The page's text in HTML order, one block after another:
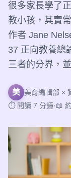
很多家長學了
教小孩，其實
作者 Jane
37 正向教養總
三者的分界，
美 美育編輯部 ×
⏱ 閱讀 7 分鐘·📖